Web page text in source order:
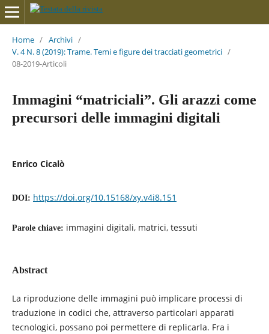
Home / Archivi /
V. 4 N. 8 (2019): Trame. Temi e figure dei tracciati geometrici /
08-2019-Articoli
Immagini “matriciali”. Gli arazzi come
precursori delle immagini digitali
Enrico Cicalò
DOI: https://doi.org/10.15168/xy.v4i8.151
Parole chiave: immagini digitali, matrici, tessuti
Abstract
La riproduzione delle immagini può implicare processi di
traduzione in codici che, attraverso particolari apparati
tecnologici, possano poi permettere di replicarla. Fra i